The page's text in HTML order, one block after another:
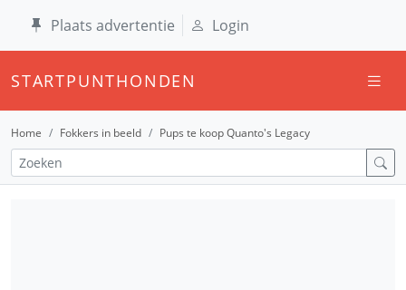
Plaats advertentie Login
STARTPUNTHONDEN
Home Fokkers in beeld Pups te koop Quanto's Legacy